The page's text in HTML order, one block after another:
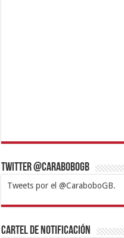
Twitter @CaraboboGB
Tweets por el @CaraboboGB.
1xbetBetturkeyBetistKralbet
https://mvbcasino.com/
Cartel de Notificación